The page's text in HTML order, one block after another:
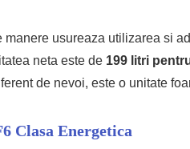
manere usureaza utilizarea si
neta este de 199 litri
de nevoi, este o unitate
Clasa Energetica